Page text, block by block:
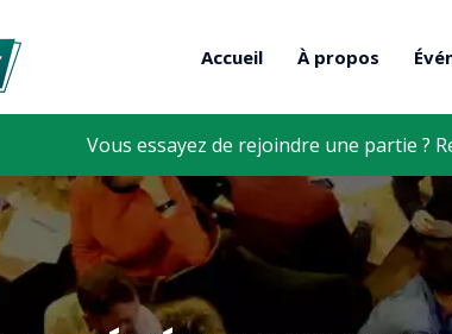
Accueil À propos
Vous essayez de rejoindre une partie ?